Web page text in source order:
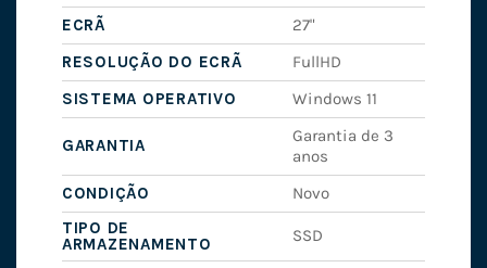
ECRÃ
27"
RESOLUÇÃO DO ECRÃ
FullHD
SISTEMA OPERATIVO
Windows 11
GARANTIA
Garantia de 3
anos
CONDIÇÃO
Novo
TIPO DE
ARMAZENAMENTO
SSD